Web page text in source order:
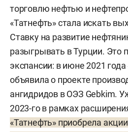
торговлю нефтью и
«Татнефть» стала искать
Ставку на развитие
разыгрывать в Турции. Это
экспансии: в июне 2021 года
объявила о проекте
ангидридов в ОЭЗ Gebkim.
2023-го в рамках
«Татнефть» приобрела